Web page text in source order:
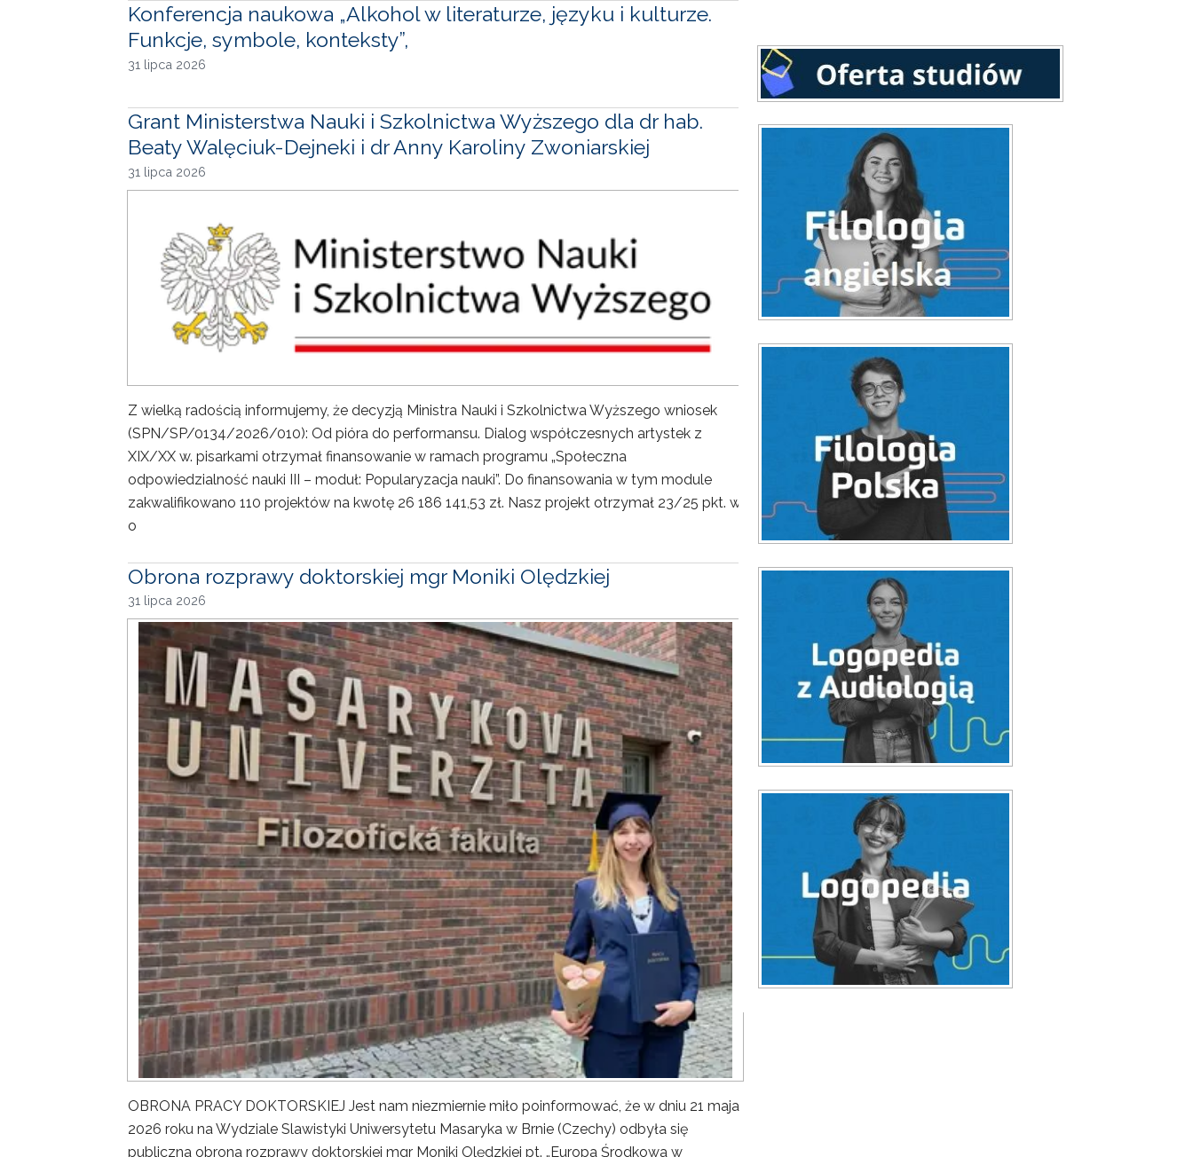
Konferencja naukowa „Alkohol w literaturze, języku i kulturze.
Funkcje, symbole, konteksty”,
31 lipca 2026
Grant Ministerstwa Nauki i Szkolnictwa Wyższego dla dr hab.
Beaty Walęciuk-Dejneki i dr Anny Karoliny Zwoniarskiej
31 lipca 2026
Z wielką radością informujemy, że decyzją Ministra Nauki i Szkolnictwa Wyższego wniosek
(SPN/SP/0134/2026/010): Od pióra do performansu. Dialog współczesnych artystek z
XIX/XX w. pisarkami otrzymał finansowanie w ramach programu „Społeczna
odpowiedzialność nauki III – moduł: Popularyzacja nauki”. Do finansowania w tym module
zakwalifikowano 110 projektów na kwotę 26 186 141,53 zł. Nasz projekt otrzymał 23/25 pkt. w
o
Obrona rozprawy doktorskiej mgr Moniki Olędzkiej
31 lipca 2026
OBRONA PRACY DOKTORSKIEJ Jest nam niezmiernie miło poinformować, że w dniu 21 maja
2026 roku na Wydziale Slawistyki Uniwersytetu Masaryka w Brnie (Czechy) odbyła się
publiczna obrona rozprawy doktorskiej mgr Moniki Olędzkiej pt. „Europa Środkowa w